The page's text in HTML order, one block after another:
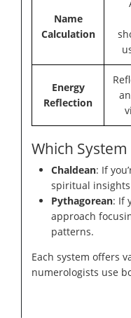
Name
Calculation
Energy
Reflection
Which
Chaldean: If
spiritual
Pythagorean: If
approach
patterns.
Each system offers
numerologists use